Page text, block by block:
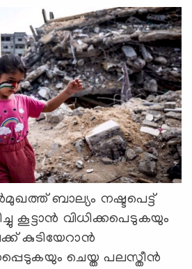
ബാല്യം നഷ്ടപെട്ട്
കൂട്ടാൻ വിധിക്കപെടുകയും
കുടിയേറാൻ
ചെയ്ത പലസ്തീൻ